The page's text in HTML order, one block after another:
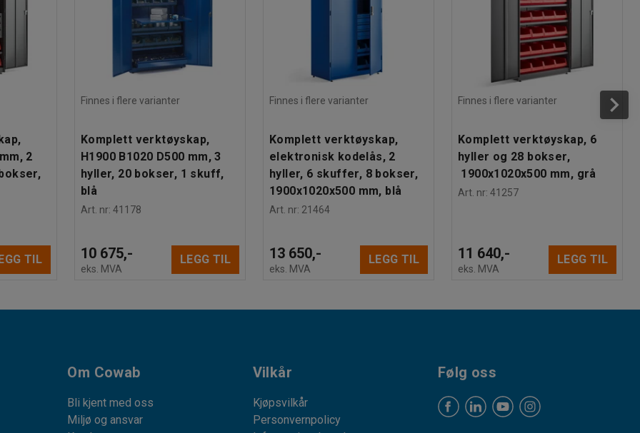
2
TIL
Finnes i flere varianter
Komplett verktøyskap,
H1900 B1020 D500 mm, 3
hyller, 20 bokser, 1 skuff,
blå
Art. nr: 41178
10 675,-
eks. MVA
LEGG TIL
Finnes i flere varianter
Komplett verktøyskap,
elektronisk kodelås, 2
hyller, 6 skuffer, 8 bokser,
1900x1020x500 mm, blå
Art. nr: 21464
13 650,-
eks. MVA
LEGG TIL
Finnes i flere varianter
Komplett verktøyskap, 6
hyller og 28 bokser,
1900x1020x500 mm, grå
Art. nr: 41257
11 640,-
eks. MVA
LEGG TIL
Om Cowab
Bli kjent med oss
Miljø og ansvar
Vilkår
Kjøpsvilkår
Personvernpolicy
Følg oss